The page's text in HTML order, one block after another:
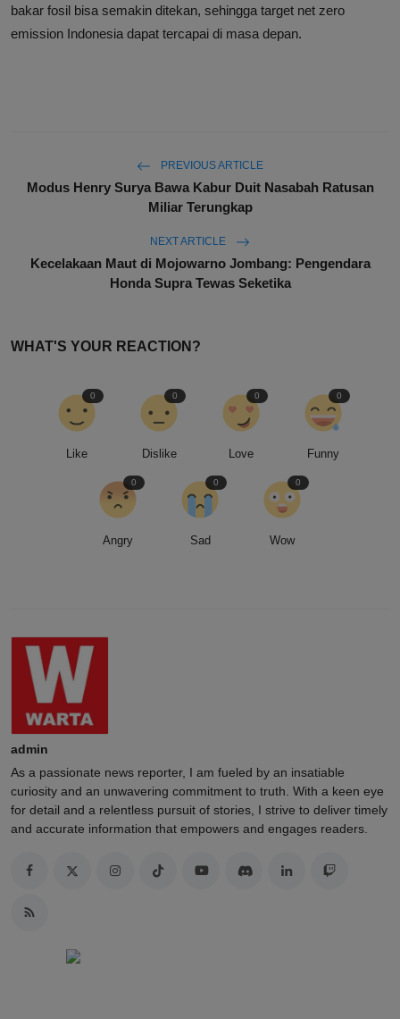
bakar fosil bisa semakin ditekan, sehingga target net zero
emission Indonesia dapat tercapai di masa depan.
PREVIOUS ARTICLE
Modus Henry Surya Bawa Kabur Duit Nasabah Ratusan
Miliar Terungkap
NEXT ARTICLE
Kecelakaan Maut di Mojowarno Jombang: Pengendara
Honda Supra Tewas Seketika
WHAT'S YOUR REACTION?
Like
0
Dislike
0
Love
0
Funny
0
Angry
0
Sad
0
Wow
0
admin
As a passionate news reporter, I am fueled by an insatiable
curiosity and an unwavering commitment to truth. With a keen eye
for detail and a relentless pursuit of stories, I strive to deliver timely
and accurate information that empowers and engages readers.